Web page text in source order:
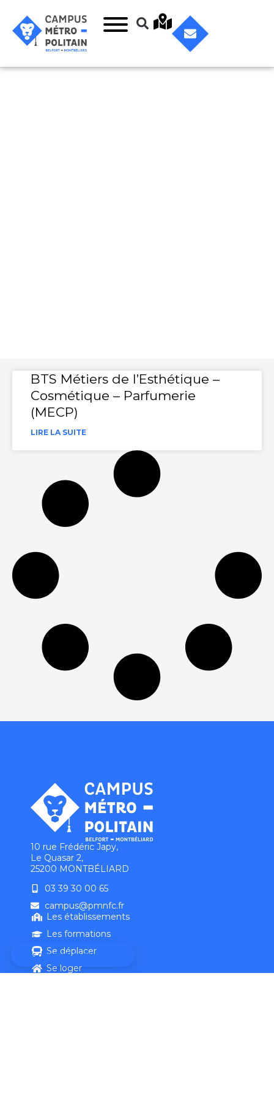
BTS Métiers de l’Esthétique –
Cosmétique – Parfumerie
(MECP)
LIRE LA SUITE
10 rue Frédéric Japy,
Le Quasar 2,
25200 MONTBÉLIARD
03 39 30 00 65
campus@pmnfc.fr
Les établissements
Les formations
Se déplacer
Se loger